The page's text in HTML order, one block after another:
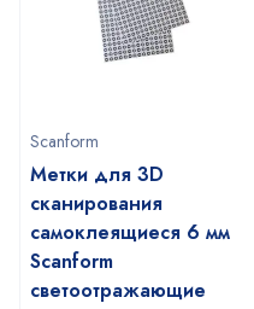
Scanform
Метки для 3D
сканирования
самоклеящиеся 6 мм
Scanform
светоотражающие